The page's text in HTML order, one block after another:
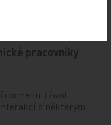
pracovníky
život
s některými